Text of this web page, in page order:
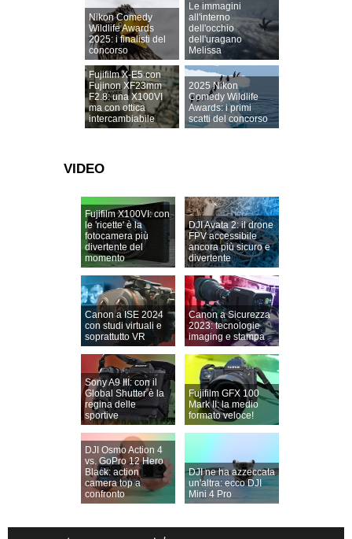
Nikon Comedy
Wildlife Awards
2025: i finalisti del
concorso
Le immagini
all'interno
dell'occhio
dell'uragano
Melissa
Fujifilm X-E5 con
Fujinon XF23mm
F2.8: una X100VI
ma con ottica
intercambiabile
2025 Nikon
Comedy Wildlife
Awards: i primi
scatti del concorso
VIDEO
Fujifilm X100VI: con
le 'ricette' è la
fotocamera più
divertente del
momento
DJI Avata 2: il drone
FPV accessibile
ancora più sicuro e
divertente
Canon a ISE 2024
con studi virtuali e
soprattutto VR
Canon a Sicurezza
2023: tecnologie
imaging e stampa
Sony A9 III: con il
Global Shutter è la
regina delle
sportive
Fujifilm GFX 100
Mark II: la medio
formato veloce!
DJI Osmo Action 4
vs. GoPro 12 Hero
Black: action
camera top a
confronto
DJI ne ha azzeccata
un'altra: ecco DJI
Mini 4 Pro